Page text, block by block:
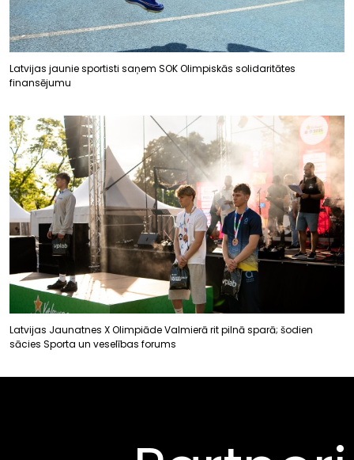
Latvijas jaunie sportisti saņem SOK Olimpiskās solidaritātes
finansējumu
Latvijas Jaunatnes X Olimpiāde Valmierā rit pilnā sparā; šodien
sācies Sporta un veselības forums